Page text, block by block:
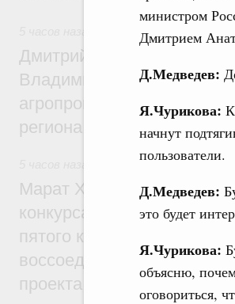
министром
Дмитрием
Д.Медведев:
Я.Чурикова:
начнут
пользователи.
Д.Медведев:
это будет
Я.Чурикова:
объясню,
оговориться,
Общие вопросы
Дмитрий Патрушев и
Владимир Солодов
агропромышленного
региона
Экономика городов.
Марат Хуснуллин:
конкурса проектов
пятого конкурса для
воссоединённых и
проекта